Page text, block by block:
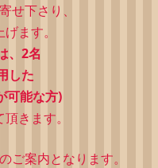
せ下さり、
ます。
、2名
した
可能な方)
きます。
ご案内となります。